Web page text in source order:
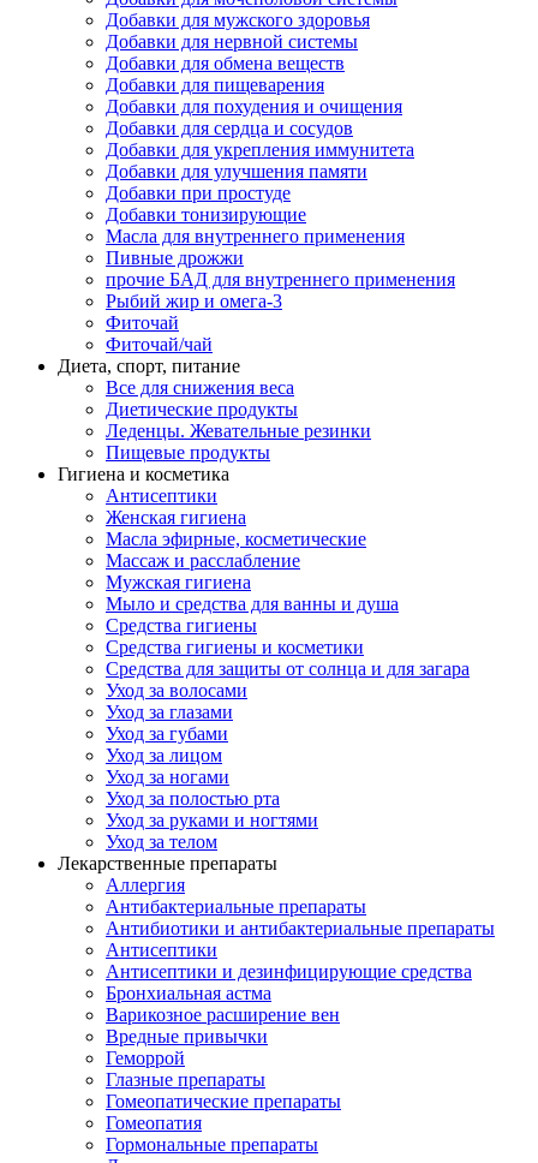
Добавки для мужского здоровья
Добавки для нервной системы
Добавки для обмена веществ
Добавки для пищеварения
Добавки для похудения и очищения
Добавки для сердца и сосудов
Добавки для укрепления иммунитета
Добавки для улучшения памяти
Добавки при простуде
Добавки тонизирующие
Масла для внутреннего применения
Пивные дрожжи
прочие БАД для внутреннего применения
Рыбий жир и омега-3
Фиточай
Фиточай/чай
Диета, спорт, питание
Все для снижения веса
Диетические продукты
Леденцы. Жевательные резинки
Пищевые продукты
Гигиена и косметика
Антисептики
Женская гигиена
Масла эфирные, косметические
Массаж и расслабление
Мужская гигиена
Мыло и средства для ванны и душа
Средства гигиены
Средства гигиены и косметики
Средства для защиты от солнца и для загара
Уход за волосами
Уход за глазами
Уход за губами
Уход за лицом
Уход за ногами
Уход за полостью рта
Уход за руками и ногтями
Уход за телом
Лекарственные препараты
Аллергия
Антибактериальные препараты
Антибиотики и антибактериальные препараты
Антисептики
Антисептики и дезинфицирующие средства
Бронхиальная астма
Варикозное расширение вен
Вредные привычки
Геморрой
Глазные препараты
Гомеопатические препараты
Гомеопатия
Гормональные препараты